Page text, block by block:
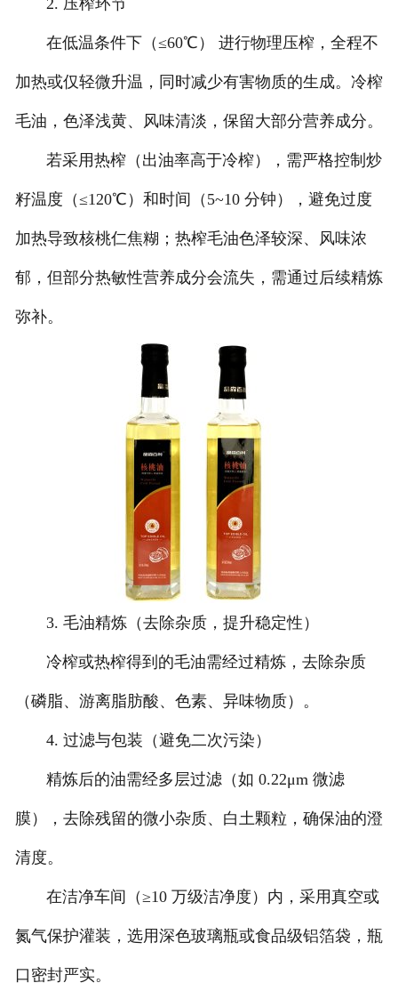
2. 压榨环节
在低温条件下（≤60℃） 进行物理压榨，全程不
加热或仅轻微升温，同时减少有害物质的生成。冷榨
毛油，色泽浅黄、风味清淡，保留大部分营养成分。
若采用热榨（出油率高于冷榨），需严格控制炒
籽温度（≤120℃）和时间（5~10 分钟），避免过度
加热导致核桃仁焦糊；热榨毛油色泽较深、风味浓
郁，但部分热敏性营养成分会流失，需通过后续精炼
弥补。
3. 毛油精炼（去除杂质，提升稳定性）
冷榨或热榨得到的毛油需经过精炼，去除杂质
（磷脂、游离脂肪酸、色素、异味物质）。
4. 过滤与包装（避免二次污染）
精炼后的油需经多层过滤（如 0.22μm 微滤
膜），去除残留的微小杂质、白土颗粒，确保油的澄
清度。
在洁净车间（≥10 万级洁净度）内，采用真空或
氮气保护灌装，选用深色玻璃瓶或食品级铝箔袋，瓶
口密封严实。